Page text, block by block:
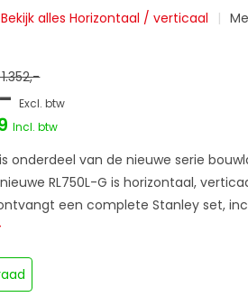
Bekijk alles Horizontaal / verticaal
Excl. btw
Incl. btw
is onderdeel van de nieuwe serie
nieuwe RL750L-G is horizontaal,
een complete Stanley set,